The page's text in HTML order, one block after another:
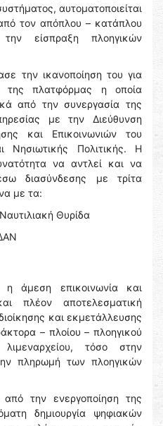
αυτοματοποιείται
τον απόπλου – κατάπλου
είσπραξη πλοηγικών
την ικανοποίηση του για
της πλατφόρμας η οποία
από την συνεργασία της
με την Διεύθυνση
και Επικοινωνιών του
Νησιωτικής Πολιτικής. Η
να αντλεί και να
διασύνδεσης με τρίτα
με τα:
Θυρίδα
άμεση επικοινωνία και
πλέον αποτελεσματική
και εκμετάλλευσης
– πλοίου – πλοηγικού
τόσο στην
πληρωμή των πλοηγικών
την ενεργοποίηση της
δημιουργία ψηφιακών